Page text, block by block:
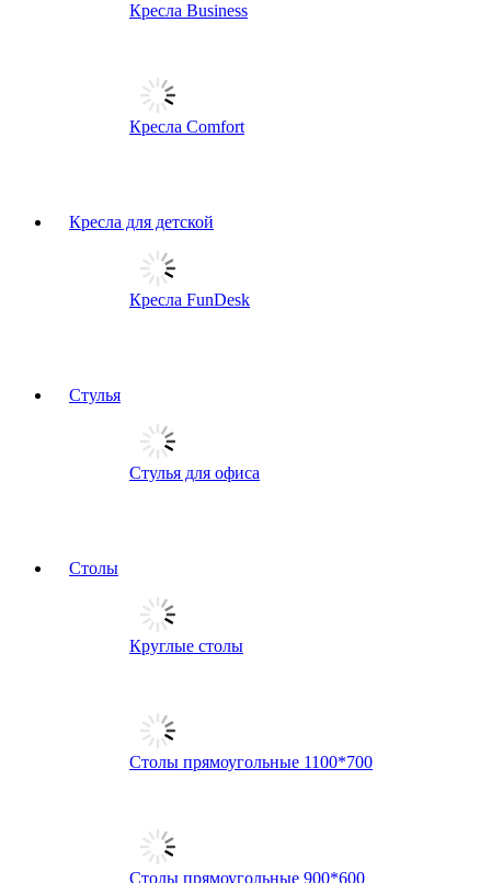
Кресла Business
Кресла Comfort
Кресла для детской
Кресла FunDesk
Стулья
Стулья для офиса
Столы
Круглые столы
Столы прямоугольные 1100*700
Столы прямоугольные 900*600